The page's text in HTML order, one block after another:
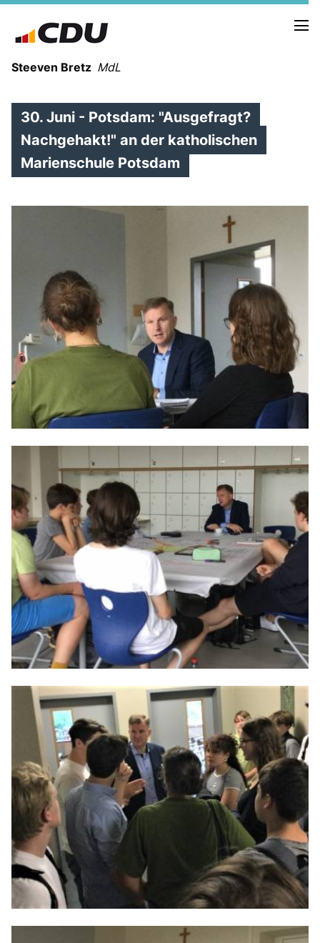
Steeven Bretz MdL
VITA
PRESSEFOTOS
MEIN WAHLKREIS
ZIELE
Redebeiträge
Anträge CDU
Kleine Anfragen
CDU Deutschland
CDU Fraktion im Brandenburger Landtag
CDU Brandenburg
CDU Potsdam
30. Juni - Potsdam: "Ausgefragt?
Nachgehakt!" an der katholischen
Marienschule Potsdam